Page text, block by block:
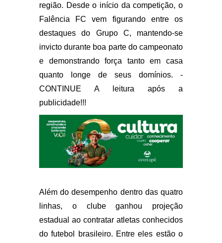
região. Desde o início da competição, o
Falência FC vem figurando entre os
destaques do Grupo C, mantendo-se
invicto durante boa parte do campeonato
e demonstrando força tanto em casa
quanto longe de seus domínios. -
CONTINUE A leitura após a
publicidade!!!
Além do desempenho dentro das quatro
linhas, o clube ganhou projeção
estadual ao contratar atletas conhecidos
do futebol brasileiro. Entre eles estão o